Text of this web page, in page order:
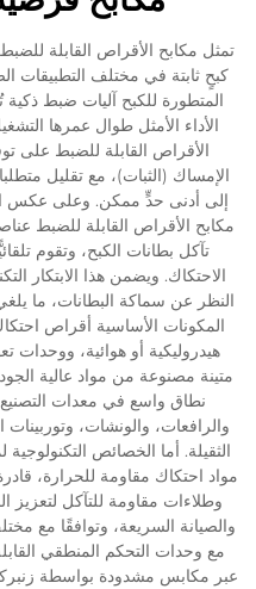
تمثل مكابح الأقراص القابلة
كبحٍ ثابتة في مختلف التطبيقات
المتطورة للكبح آليات ضبط ذكية
الأداء الأمثل طوال عمرها
الأقراص القابلة للضبط على
الإمساك (الثبات)، مع تقليل
إلى أدنى حدٍّ ممكن. وعلى عكس
مكابح الأقراص القابلة للضبط
تآكل بطانات الكبح، وتقوم
الاحتكاك. ويضمن هذا الابتكار
النظر عن سماكة البطانات، ما
المكونات الأساسية أقراص
هيدروليكية أو هوائية، ووحدات
متينة مصنوعة من مواد عالية
نطاق واسع في معدات التصنيع،
والرافعات، والونشات، وتوربينات
الثقيلة. أما الخصائص
مواد احتكاك مقاومة للحرارة،
وطلاءات مقاومة للتآكل لتعزيز
والصيانة السريعة، وتوافقًا مع
عبر مكابس مشدودة بواسطة